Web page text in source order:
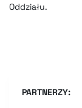
Oddziału.
PARTNERZY: